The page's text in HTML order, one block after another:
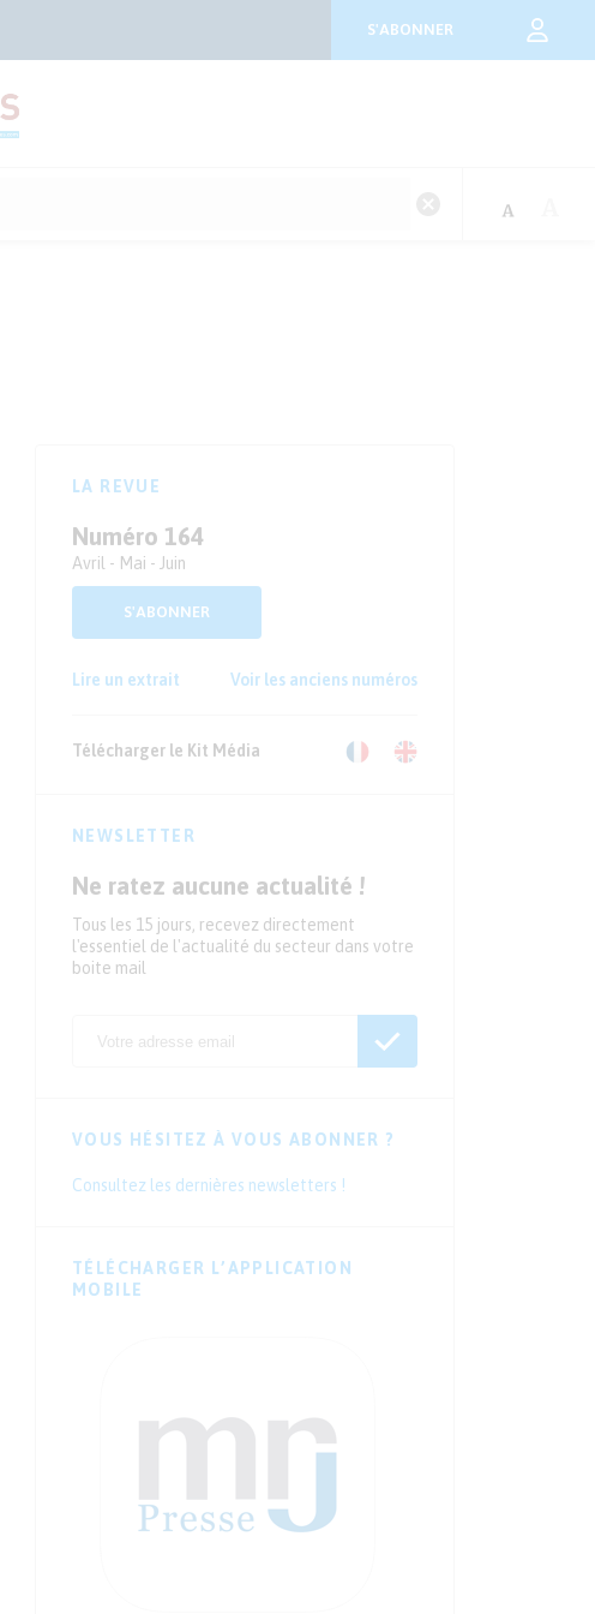
S'ABONNER
LA REVUE
Numéro 164
Avril - Mai - Juin
S'ABONNER
Lire un extrait Voir les anciens numéros
Télécharger le Kit Média
NEWSLETTER
Ne ratez aucune actualité !
Tous les 15 jours, recevez directement
l'essentiel de l'actualité du secteur dans votre
boite mail
VOUS HÉSITEZ À VOUS ABONNER ?
Consultez les dernières newsletters !
TÉLÉCHARGER L’APPLICATION
MOBILE